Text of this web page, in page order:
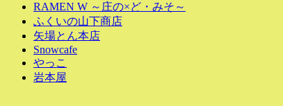
RAMEN W ～庄の×ど・みそ～
ふくいの山下商店
矢場とん本店
Snowcafe
やっこ
岩本屋